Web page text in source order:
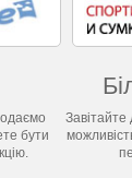
бути